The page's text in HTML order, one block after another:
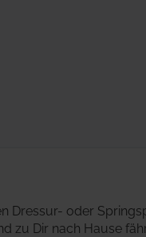
oder
zu Dir nach Hause